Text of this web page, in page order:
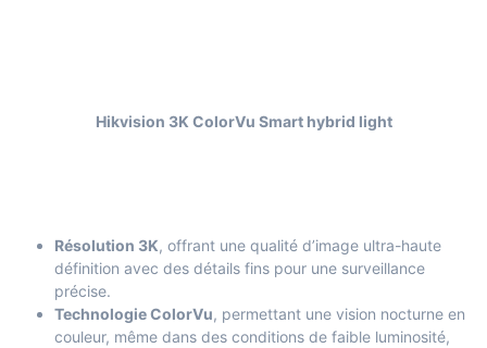
Hikvision 3K ColorVu Smart hybrid light
Résolution 3K, offrant une qualité d’image ultra-haute
définition avec des détails fins pour une surveillance
précise.
Technologie ColorVu, permettant une vision nocturne en
couleur, même dans des conditions de faible luminosité,